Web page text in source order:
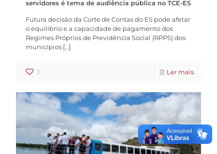
servidores é tema de audiência pública no TCE-ES
Futura decisão da Corte de Contas do ES pode afetar
o equilíbrio e a capacidade de pagamento dos
Regimes Próprios de Previdência Social (RPPS) dos
municípios […]
1 Ler mais